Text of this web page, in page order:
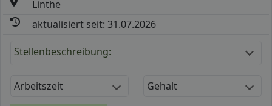
Linthe
aktualisiert seit: 31.07.2026
Stellenbeschreibung:
Arbeitszeit Gehalt